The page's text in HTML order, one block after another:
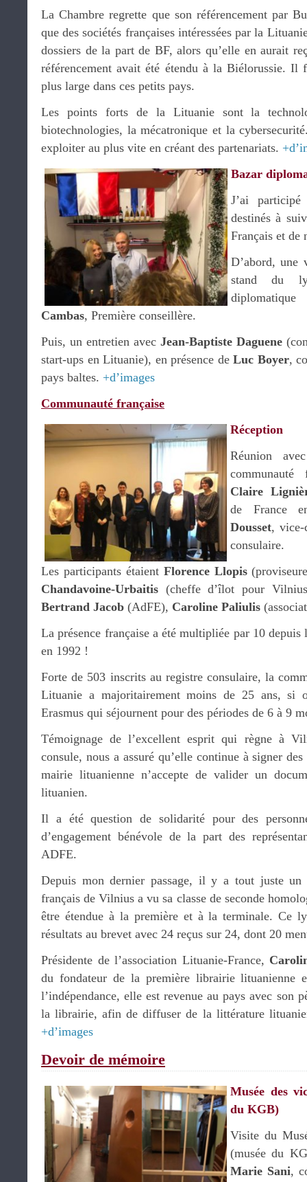
La Chambre regrette que son référencement par
que des sociétés françaises intéressées par la
dossiers de la part de BF, alors qu’elle en aurait
référencement avait été étendu à la Biélorussie. Il
plus large dans ces petits pays.
Les points forts de la Lituanie sont la
biotechnologies, la mécatronique et la
exploiter au plus vite en créant des partenariats.
Bazar
J’ai
destinés à
Français et de
D’abord, une
stand du
Cambas, Première conseillère.
Puis, un entretien avec Jean-Baptiste Daguene
start-ups en Lituanie), en présence deLuc Boyer,
pays baltes. +d’images
Communauté française
Réception
Réunion
Claire
de France
Dousset, vice-
consulaire.
Les participants étaient Florence Llopis
Chandavoine-Urbaitis (cheffe d’îlot pour
Bertrand Jacob (AdFE), Caroline Paliulis
La présence française a été multipliée par 10 depuis
en 1992 !
Forte de 503 inscrits au registre consulaire, la
Lituanie a majoritairement moins de 25 ans, si
Erasmus qui séjournent pour des périodes de 6 à 9
Témoignage de l’excellent esprit qui règne à
consule, nous a assuré qu’elle continue à signer
mairie lituanienne n’accepte de valider un
lituanien.
Il a été question de solidarité pour des
d’engagement bénévole de la part des
ADFE.
Depuis mon dernier passage, il y a tout juste
français de Vilnius a vu sa classe de seconde
être étendue à la première et à la terminale. Ce
résultats au brevet avec 24 reçus sur 24, dont 20
Présidente de l’association Lituanie-France,
du fondateur de la première librairie lituanienne
l’indépendance, elle est revenue au pays avec son
la librairie, afin de diffuser de la littérature
+d’images
Devoir de mémoire
Musée des
du KGB)
Visite du
(musée du
Marie Sani,